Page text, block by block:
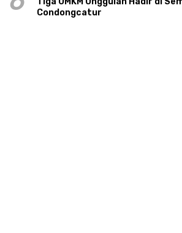
Condongcatur